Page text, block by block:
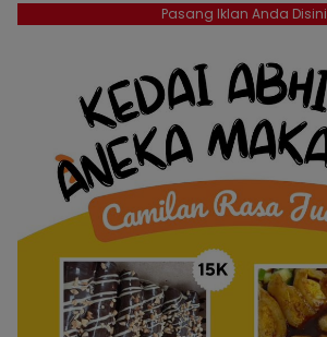
Pasang Iklan Anda Disini